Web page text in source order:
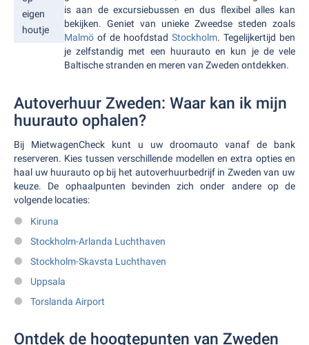
eigen
houtje
is aan de excursiebussen en dus flexibel alles kan
bekijken. Geniet van unieke Zweedse steden zoals
Malmö of de hoofdstad Stockholm. Tegelijkertijd ben
je zelfstandig met een huurauto en kun je de vele
Baltische stranden en meren van Zweden ontdekken.
Autoverhuur Zweden: Waar kan ik mijn
huurauto ophalen?
Bij MietwagenCheck kunt u uw droomauto vanaf de bank
reserveren. Kies tussen verschillende modellen en extra opties en
haal uw huurauto op bij het autoverhuurbedrijf in Zweden van uw
keuze. De ophaalpunten bevinden zich onder andere op de
volgende locaties:
Kiruna
Stockholm-Arlanda Luchthaven
Stockholm-Skavsta Luchthaven
Uppsala
Torslanda Airport
Ontdek de hoogtepunten van Zweden